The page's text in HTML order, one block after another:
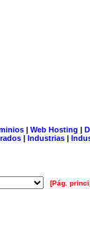
| Web Hosting |
| Industrias |
[Pág.